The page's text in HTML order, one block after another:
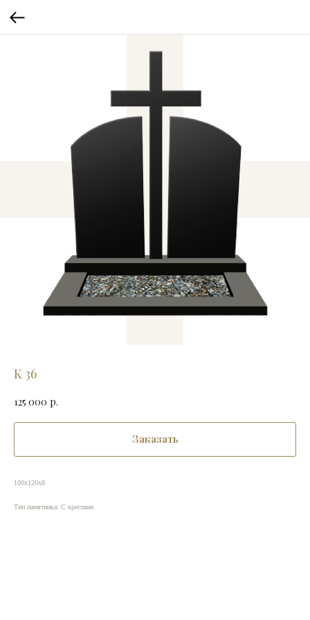
K 36
125 000 р.
Заказать
100х120х8
Тип памятника: С крестами